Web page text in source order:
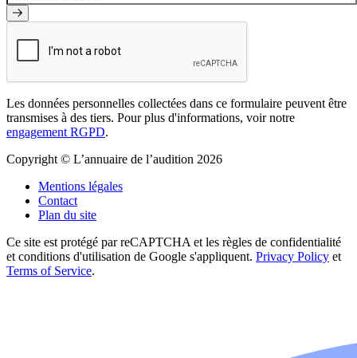
Les données personnelles collectées dans ce formulaire peuvent être
transmises à des tiers. Pour plus d'informations, voir notre
engagement RGPD.
Copyright © L’annuaire de l’audition 2026
Mentions légales
Contact
Plan du site
Ce site est protégé par reCAPTCHA et les règles de confidentialité
et conditions d'utilisation de Google s'appliquent. Privacy Policy et
Terms of Service.